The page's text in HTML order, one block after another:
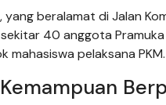
beralamat di Jalan
40 anggota
mahasiswa pelaksana PKM.